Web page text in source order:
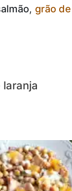
, grão de